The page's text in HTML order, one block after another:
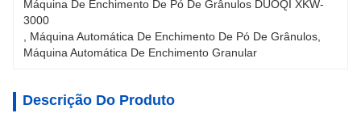
Máquina De Enchimento De Pó De Grânulos DUOQI XKW-
3000
Máquina Automática De Enchimento De Pó De Grânulos
Máquina Automática De Enchimento Granular
Descrição Do Produto